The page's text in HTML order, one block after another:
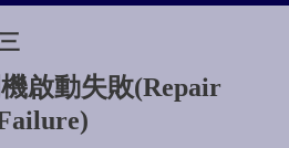
啟動失敗(Repair